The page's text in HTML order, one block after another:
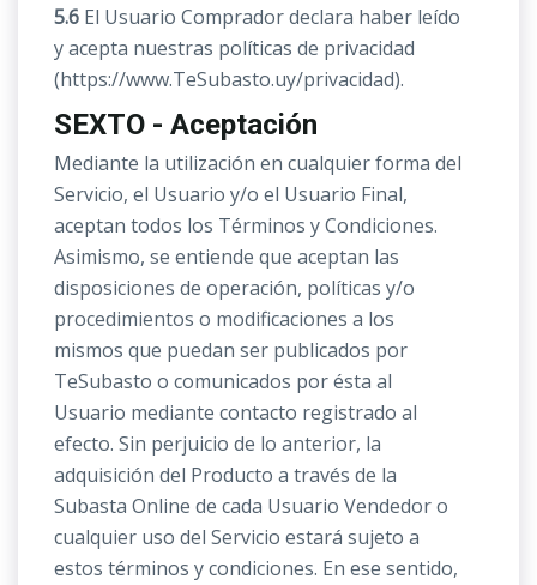
5.6 El Usuario Comprador declara haber leído
y acepta nuestras políticas de privacidad
(https://www.TeSubasto.uy/privacidad).
SEXTO - Aceptación
Mediante la utilización en cualquier forma del
Servicio, el Usuario y/o el Usuario Final,
aceptan todos los Términos y Condiciones.
Asimismo, se entiende que aceptan las
disposiciones de operación, políticas y/o
procedimientos o modificaciones a los
mismos que puedan ser publicados por
TeSubasto o comunicados por ésta al
Usuario mediante contacto registrado al
efecto. Sin perjuicio de lo anterior, la
adquisición del Producto a través de la
Subasta Online de cada Usuario Vendedor o
cualquier uso del Servicio estará sujeto a
estos términos y condiciones. En ese sentido,